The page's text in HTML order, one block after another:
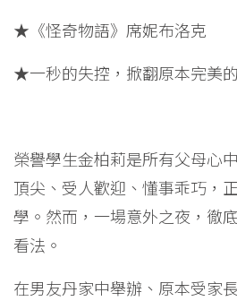
★《怪奇物語》席妮布洛克
★一秒的失控，掀翻原本完美
榮譽學生金柏莉是所有父母心
頂尖、受人歡迎、懂事乖巧，
學。然而，一場意外之夜，徹
看法。
在男友丹家中舉辦、原本受家